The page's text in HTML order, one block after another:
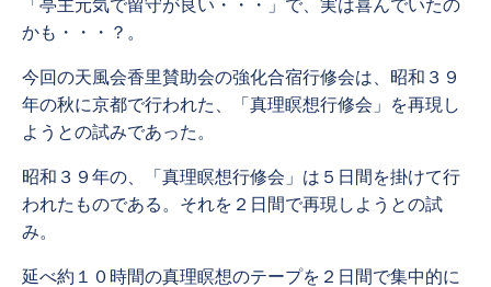
「亭主元気で留守が良い・・・」で、実は喜んでいたの
かも・・・？。
今回の天風会香里賛助会の強化合宿行修会は、昭和３９
年の秋に京都で行われた、「真理瞑想行修会」を再現し
ようとの試みであった。
昭和３９年の、「真理瞑想行修会」は５日間を掛けて行
われたものである。それを２日間で再現しようとの試
み。
延べ約１０時間の真理瞑想のテープを２日間で集中的に